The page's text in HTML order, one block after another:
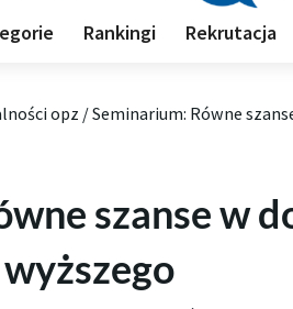
Rankingi Rekrutacja
opz /Seminarium: Równe
szanse w